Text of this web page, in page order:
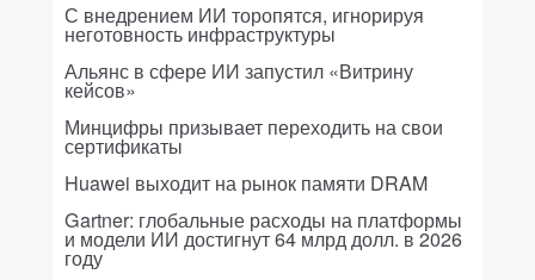
С внедрением ИИ торопятся, игнорируя
неготовность инфраструктуры
Альянс в сфере ИИ запустил «Витрину
кейсов»
Минцифры призывает переходить на свои
сертификаты
Huawei выходит на рынок памяти DRAM
Gartner: глобальные расходы на платформы
и модели ИИ достигнут 64 млрд долл. в 2026
году